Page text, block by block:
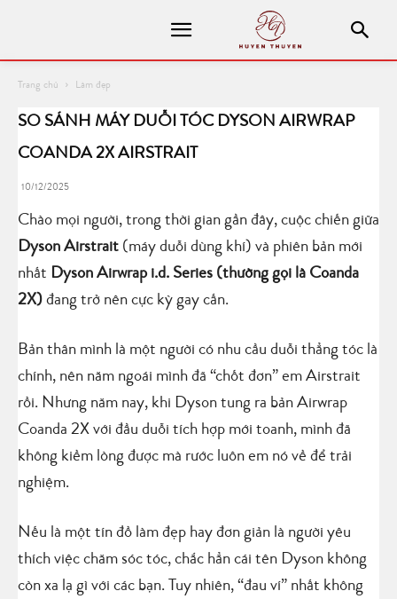
Trang chủ Làm đẹp
SO SÁNH MÁY DUỖI TÓC DYSON AIRWRAP
COANDA 2X AIRSTRAIT
10/12/2025
Chào mọi người, trong thời gian gần đây, cuộc chiến giữa
Dyson Airstrait (máy duỗi dùng khí) và phiên bản mới
nhất Dyson Airwrap i.d. Series (thường gọi là Coanda
2X) đang trở nên cực kỳ gay cấn.
Bản thân mình là một người có nhu cầu duỗi thẳng tóc là
chính, nên năm ngoái mình đã “chốt đơn” em Airstrait
rồi. Nhưng năm nay, khi Dyson tung ra bản Airwrap
Coanda 2X với đầu duỗi tích hợp mới toanh, mình đã
không kiềm lòng được mà rước luôn em nó về để trải
nghiệm.
Nếu là một tín đồ làm đẹp hay đơn giản là người yêu
thích việc chăm sóc tóc, chắc hẳn cái tên Dyson không
còn xa lạ gì với các bạn. Tuy nhiên, “đau ví” nhất không